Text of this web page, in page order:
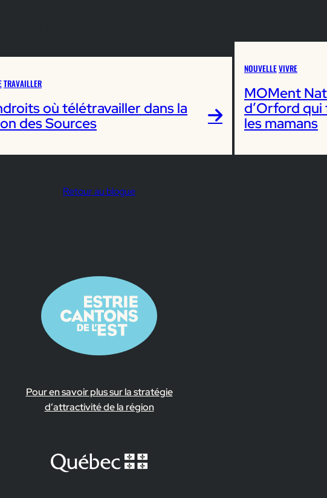
TRAVAILLER
où télétravailler dans la
des Sources
NOUVELLEVIVRE
MOMent
d’Orford
les mamans
Retour au blogue
Pour en savoir plus sur la stratégie
d’attractivité de la région